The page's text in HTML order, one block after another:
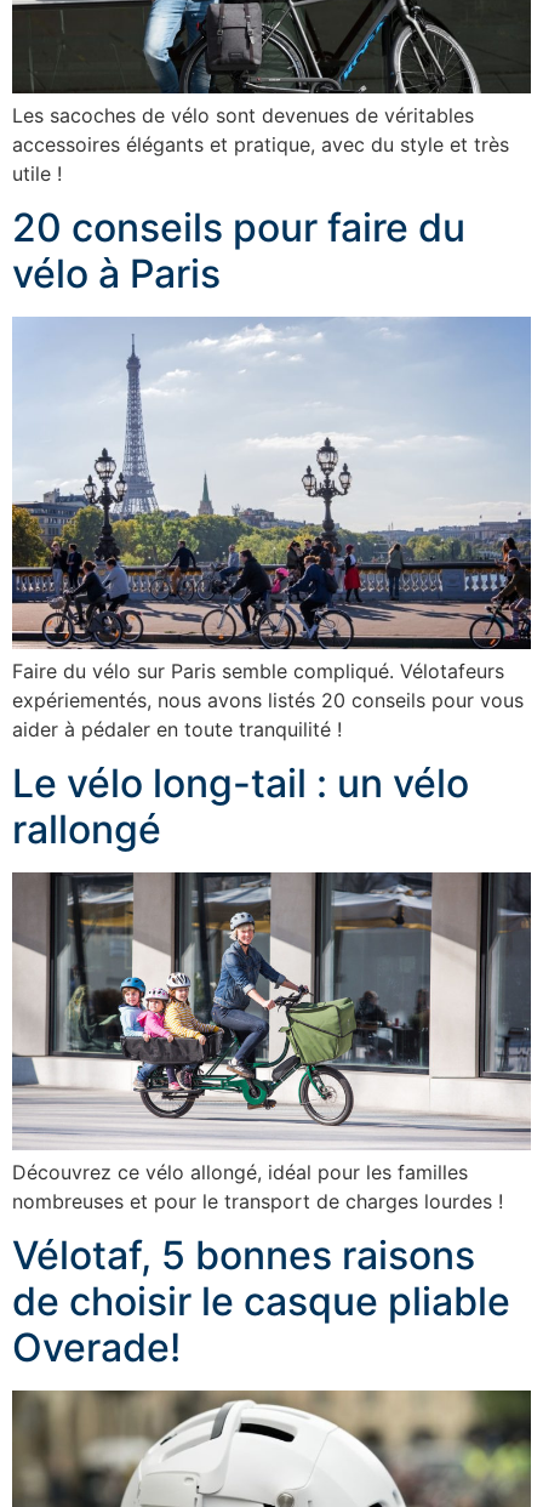
Les sacoches de vélo sont devenues de véritables
accessoires élégants et pratique, avec du style et très
utile !
20 conseils pour faire du
vélo à Paris
Faire du vélo sur Paris semble compliqué. Vélotafeurs
expériementés, nous avons listés 20 conseils pour vous
aider à pédaler en toute tranquilité !
Le vélo long-tail : un vélo
rallongé
Découvrez ce vélo allongé, idéal pour les familles
nombreuses et pour le transport de charges lourdes !
Vélotaf, 5 bonnes raisons
de choisir le casque pliable
Overade!